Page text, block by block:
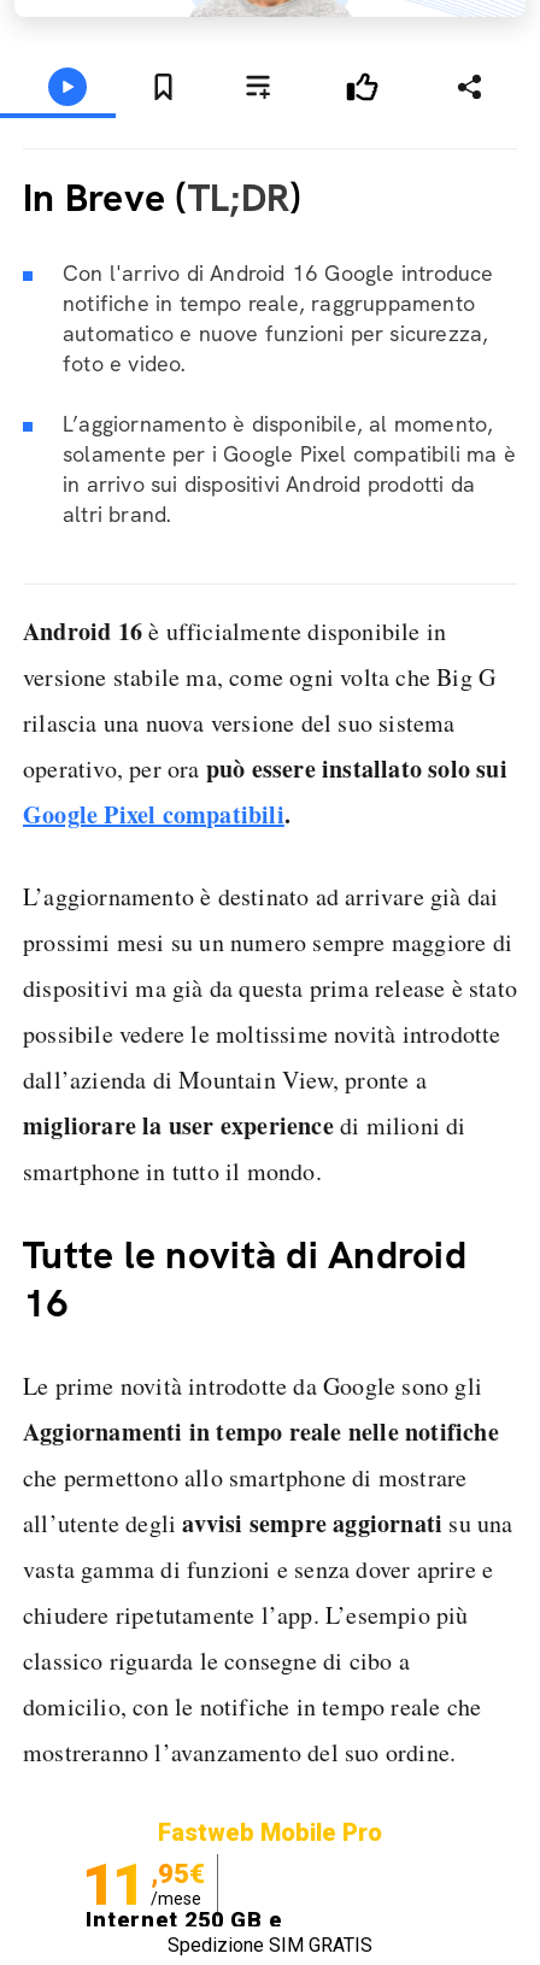
In Breve (TL;DR)
Con l'arrivo di Android 16 Google introduce
notifiche in tempo reale, raggruppamento
automatico e nuove funzioni per sicurezza,
foto e video.
L’aggiornamento è disponibile, al momento,
solamente per i Google Pixel compatibili ma è
in arrivo sui dispositivi Android prodotti da
altri brand.
Android 16è ufficialmente disponibile in
versione stabile ma, come ogni volta che Big G
rilascia una nuova versione del suo sistema
operativo, per ora può essere installato solo sui
Google Pixel compatibili.
L’aggiornamento è destinato ad arrivare già dai
prossimi mesi su un numero sempre maggiore di
dispositivi ma già da questa prima release è stato
possibile vedere le moltissime novità introdotte
dall’azienda di Mountain View, pronte a
migliorare la user experiencedi milioni di
smartphone in tutto il mondo.
Tutte le novità di Android
16
Le prime novità introdotte da Google sono gli
Aggiornamenti intempo reale nellenotifiche
che permettono allo smartphone di mostrare
all’utente degliavvisi sempre aggiornati su una
vasta gamma di funzioni e senza dover aprire e
chiudere ripetutamente l’app. L’esempio più
classico riguarda le consegne di cibo a
domicilio, con le notifiche in tempo reale che
mostreranno l’avanzamento del suo ordine.
Fastweb Mobile Pro
11 ,95€
/mese
Internet 250 GB e
Minuti illimitati
Spedizione SIM GRATIS